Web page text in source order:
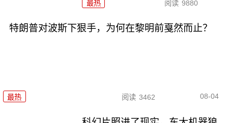
最热 阅读 9880
特朗普对波斯下狠手，为何在黎明前戛然而止？
最热 阅读 3462 08-04